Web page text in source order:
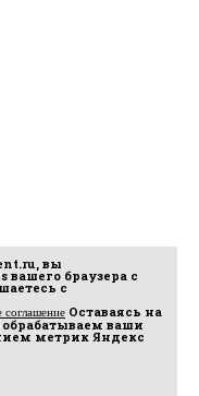
, вы
вашего браузера с
с
соглашение Оставаясь на
ваши
метрик Яндекс